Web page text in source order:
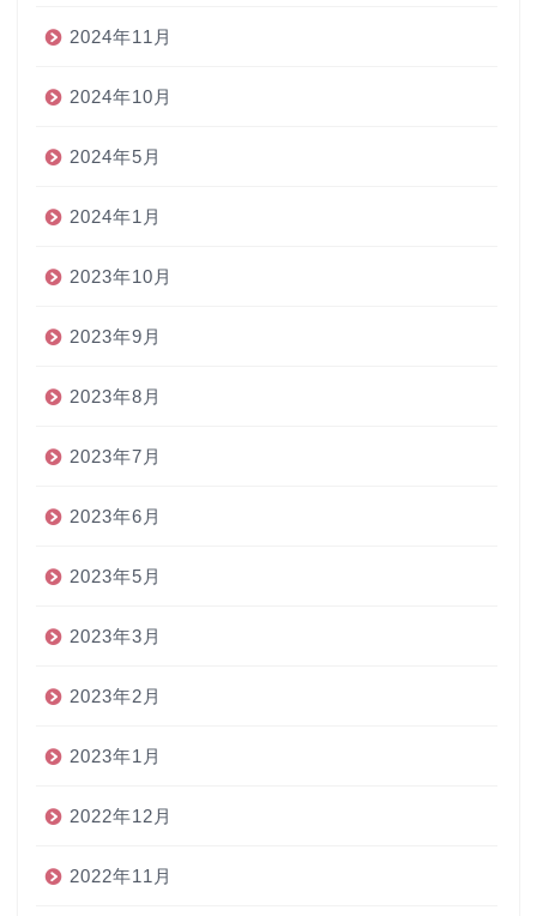
2024年11月
2024年10月
2024年5月
2024年1月
2023年10月
2023年9月
2023年8月
2023年7月
2023年6月
2023年5月
2023年3月
2023年2月
2023年1月
2022年12月
2022年11月